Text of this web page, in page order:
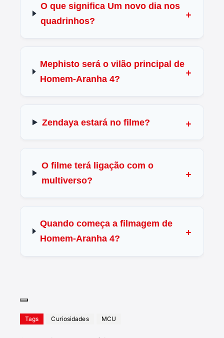
O que significa Um novo dia nos
quadrinhos?
Mephisto será o vilão principal de
Homem-Aranha 4?
Zendaya estará no filme?
O filme terá ligação com o
multiverso?
Quando começa a filmagem de
Homem-Aranha 4?
Tags Curiosidades MCU